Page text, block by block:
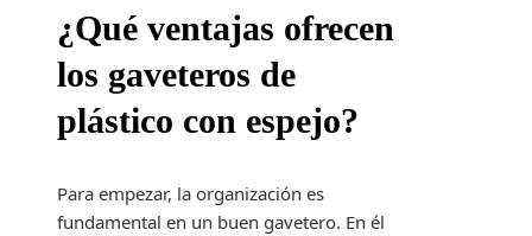
¿Qué ventajas ofrecen
los gaveteros de
plástico con espejo?
Para empezar, la organización es
fundamental en un buen gavetero. En él